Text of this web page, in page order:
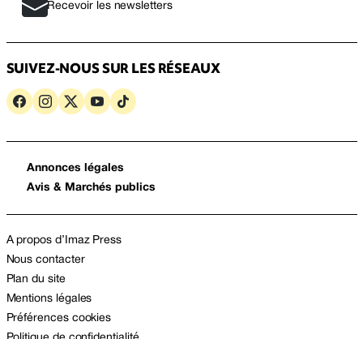
Recevoir les newsletters
SUIVEZ-NOUS SUR LES RÉSEAUX
Annonces légales
Avis & Marchés publics
A propos d’Imaz Press
Nous contacter
Plan du site
Mentions légales
Préférences cookies